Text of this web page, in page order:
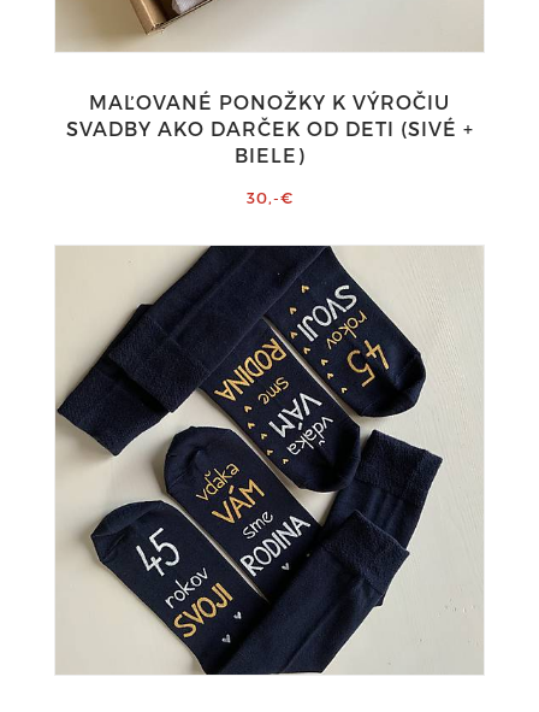
MAĽOVANÉ PONOŽKY K VÝROČIU
SVADBY AKO DARČEK OD DETI (SIVÉ +
BIELE)
30,-€